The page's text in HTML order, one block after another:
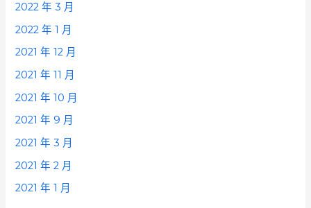
2022 年 3 月
2022 年 1 月
2021 年 12 月
2021 年 11 月
2021 年 10 月
2021 年 9 月
2021 年 3 月
2021 年 2 月
2021 年 1 月